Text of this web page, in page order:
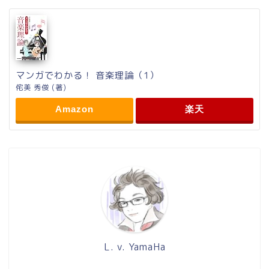
マンガでわかる！ 音楽理論（1）
侘美 秀俊 (著)
Amazon 楽天
L. v. YamaHa